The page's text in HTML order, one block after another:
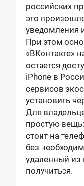
российских
это
уведомления
При этом
«ВКонтакте»
остается
iPhone в
сервисов
установить
Для
простую
стоит на
без
удаленный из
получиться.